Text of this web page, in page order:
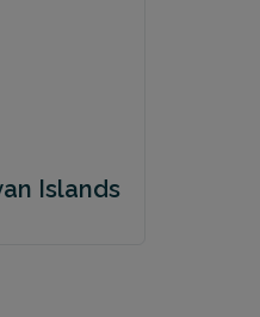
Islands